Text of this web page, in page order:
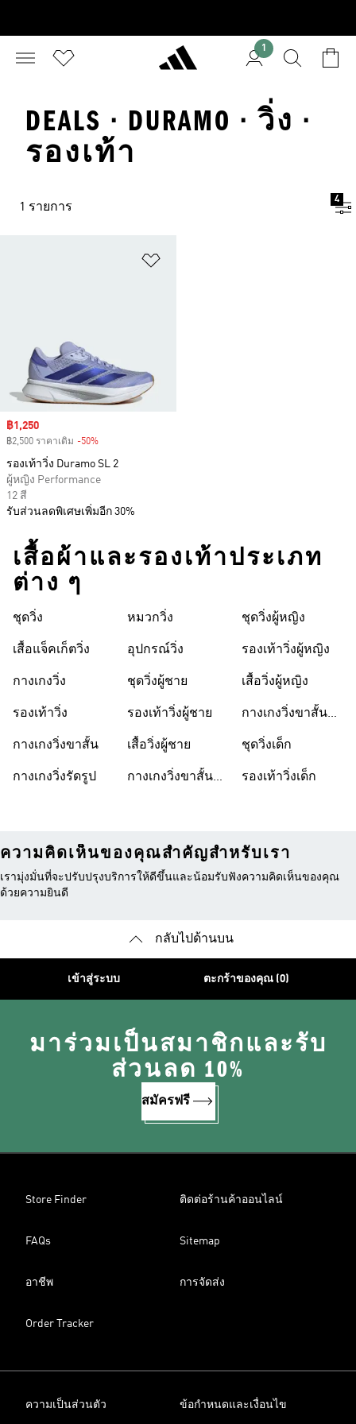
1
DEALS · DURAMO · วิ่ง ·
รองเท้า
1 รายการ
4
Sale price
฿1,250
฿2,500 ราคาเดิม -50%
รองเท้าวิ่ง Duramo SL 2
ผู้หญิง Performance
12 สี
รับส่วนลดพิเศษเพิ่มอีก 30%
เสื้อผ้าและรองเท้าประเภท
ต่าง ๆ
ชุดวิ่ง
เสื้อแจ็คเก็ตวิ่ง
กางเกงวิ่ง
รองเท้าวิ่ง
กางเกงวิ่งขาสั้น
กางเกงวิ่งรัดรูป
หมวกวิ่ง
อุปกรณ์วิ่ง
ชุดวิ่งผู้ชาย
รองเท้าวิ่งผู้ชาย
เสื้อวิ่งผู้ชาย
กางเกงวิ่งขาสั้น
ชุดวิ่งผู้หญิง
รองเท้าวิ่งผู้หญิง
เสื้อวิ่งผู้หญิง
กางเกงวิ่งขาสั้นผู้
ชุดวิ่งเด็ก
รองเท้าวิ่งเด็ก
ความคิดเห็นของคุณสำคัญสำหรับเรา
เรามุ่งมั่นที่จะปรับปรุงบริการให้ดีขึ้นและน้อมรับฟังความคิดเห็นของคุณ
ด้วยความยินดี
กลับไปด้านบน
เข้าสู่ระบบ ตะกร้าของคุณ (0)
มาร่วมเป็นสมาชิกและรับ
ส่วนลด 10%
สมัครฟรี
Store Finder ติดต่อร้านค้าออนไลน์
FAQs Sitemap
อาชีพ การจัดส่ง
Order Tracker
ความเป็นส่วนตัว ข้อกำหนดและเงื่อนไข